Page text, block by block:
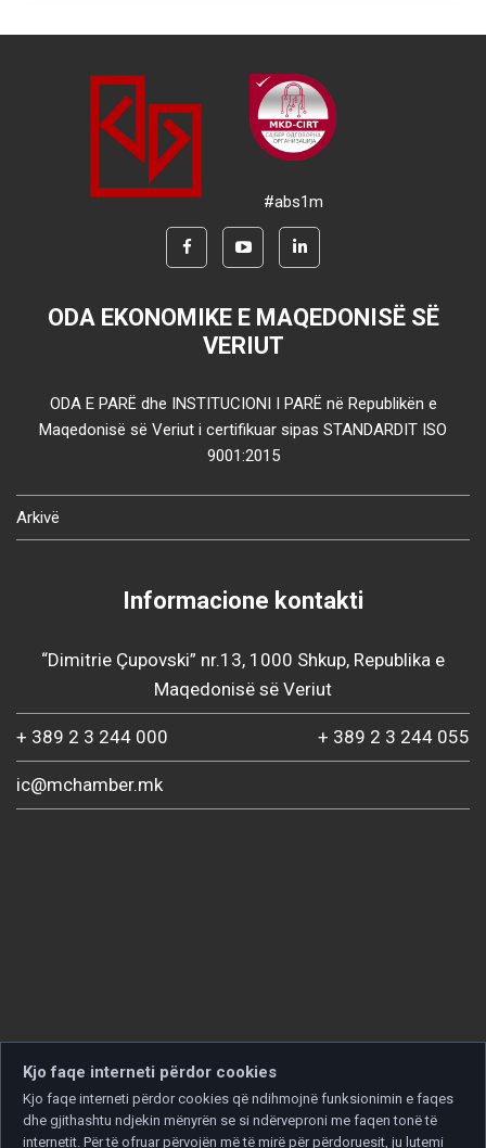
#abs1m
ODA EKONOMIKE E MAQEDONISË SË
VERIUT
ODA E PARË dhe INSTITUCIONI I PARË në Republikën e
Maqedonisë së Veriut i certifikuar sipas STANDARDIT ISO
9001:2015
Arkivë
Informacione kontakti
“Dimitrie Çupovski” nr.13, 1000 Shkup, Republika e
Maqedonisë së Veriut
+ 389 2 3 244 000 + 389 2 3 244 055
ic@mchamber.mk
Kjo faqe interneti përdor cookies
Kjo faqe interneti përdor cookies që ndihmojnë funksionimin e faqes
dhe gjithashtu ndjekin mënyrën se si ndërveproni me faqen tonë të
internetit. Për të ofruar përvojën më të mirë për përdoruesit, ju lutemi